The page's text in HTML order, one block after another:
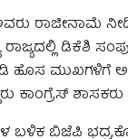
ರಾಜೀನಾಮೆ
ರಾಜ್ಯದಲ್ಲಿ ಡಿಕೆಶಿ
ಹೊಸ ಮುಖಗಳಿಗೆ
ಕಾಂಗ್ರೆಸ್
ಬಳಿಕ ಬಿಜೆಪಿ